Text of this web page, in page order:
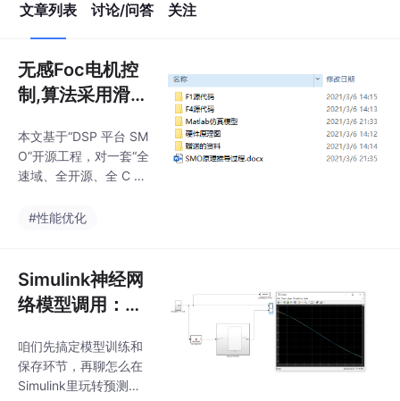
文章列表 讨论/问答 关注
无感Foc电机控
制,算法采用滑膜
用Vf，全开源c
代码，全开源，
参考价值
本文基于“DSP 平台 SM
O”开源工程，对一套“全
速域、全开源、全 C 代
-Mode Observer, SM
设计思想与工程落地细
节。无感Foc电机控制,
算法采用滑膜观测器，
码，全开源，启动顺
滑，很有参考价值。无
感Foc电机控制,算法采
#性能优化
Simulink神经网
络模型调用：用
类与时间序列分
析的应用及实现
咱们先搞定模型训练和
保存环节，再聊怎么在
Simulink里玩转预测。